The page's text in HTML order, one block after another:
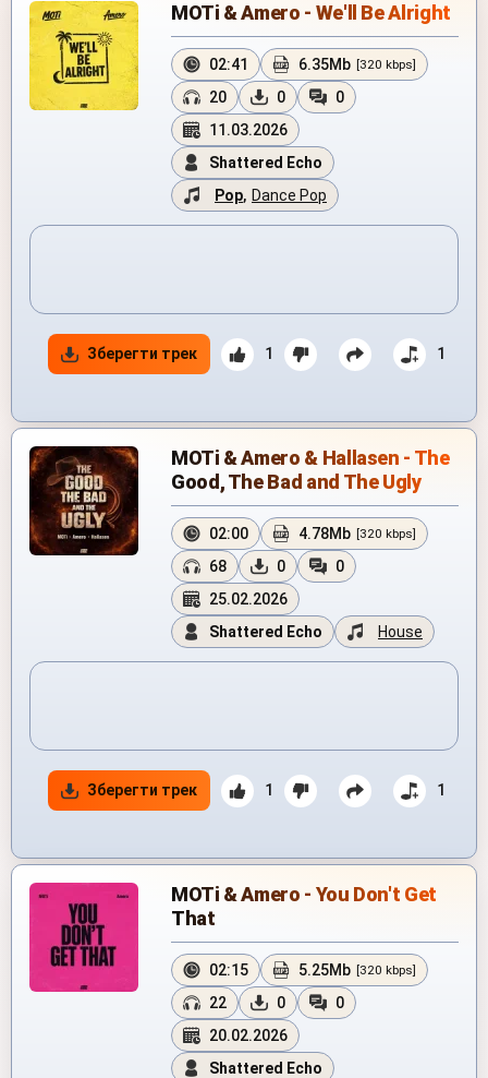
MOTi & Amero - We'll Be Alright
02:41 6.35Mb [320 kbps]
20 0
0
11.03.2026
Shattered Echo
Pop, Dance Pop
Зберегти трек 1 1
MOTi & Amero & Hallasen - The
Good, The Bad and The Ugly
02:00 4.78Mb [320 kbps]
68 0
0
25.02.2026
Shattered Echo
House
Зберегти трек 1 1
MOTi & Amero - You Don't Get
That
02:15 5.25Mb [320 kbps]
22 0
0
20.02.2026
Shattered Echo